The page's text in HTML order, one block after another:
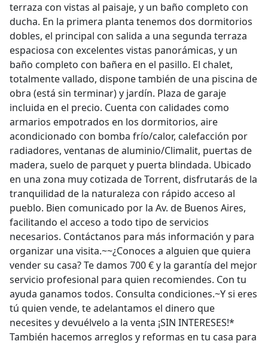
terraza con vistas al paisaje, y un baño completo con
ducha. En la primera planta tenemos dos dormitorios
dobles, el principal con salida a una segunda terraza
espaciosa con excelentes vistas panorámicas, y un
baño completo con bañera en el pasillo. El chalet,
totalmente vallado, dispone también de una piscina de
obra (está sin terminar) y jardín. Plaza de garaje
incluida en el precio. Cuenta con calidades como
armarios empotrados en los dormitorios, aire
acondicionado con bomba frío/calor, calefacción por
radiadores, ventanas de aluminio/Climalit, puertas de
madera, suelo de parquet y puerta blindada. Ubicado
en una zona muy cotizada de Torrent, disfrutarás de la
tranquilidad de la naturaleza con rápido acceso al
pueblo. Bien comunicado por la Av. de Buenos Aires,
facilitando el acceso a todo tipo de servicios
necesarios. Contáctanos para más información y para
organizar una visita.~~¿Conoces a alguien que quiera
vender su casa? Te damos 700 € y la garantía del mejor
servicio profesional para quien recomiendes. Con tu
ayuda ganamos todos. Consulta condiciones.~Y si eres
tú quien vende, te adelantamos el dinero que
necesites y devuélvelo a la venta ¡SIN INTERESES!*
También hacemos arreglos y reformas en tu casa para